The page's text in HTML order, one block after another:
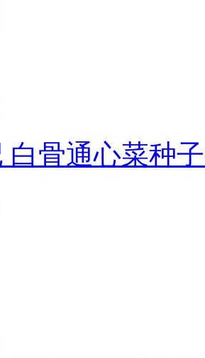
白骨通心菜种